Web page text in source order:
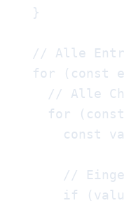
  }
// Alle
for (const
// Alle
for
const
//
if